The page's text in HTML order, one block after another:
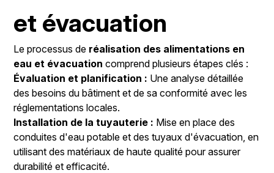
et évacuation
Le processus de réalisation des alimentations en
eau et évacuation comprend plusieurs étapes clés :
Évaluation et planification : Une analyse détaillée
des besoins du bâtiment et de sa conformité avec les
réglementations locales.
Installation de la tuyauterie : Mise en place des
conduites d'eau potable et des tuyaux d'évacuation, en
utilisant des matériaux de haute qualité pour assurer
durabilité et efficacité.